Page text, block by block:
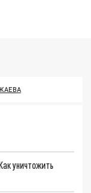
уничтожить